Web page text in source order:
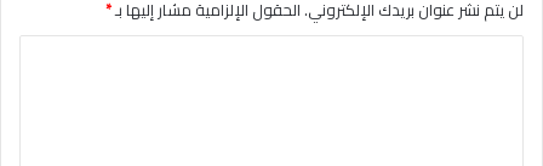
لن يتم نشر عنوان بريدك الإلكتروني.الحقول الإلزامية مشار إليها بـ*